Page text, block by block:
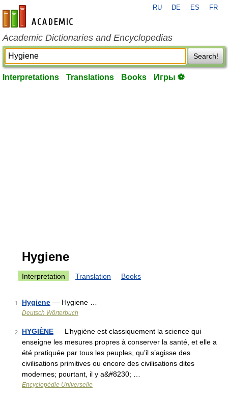
en-academic.com
RU DE ES FR
Academic Dictionaries and Encyclopedias
Search!
Interpretations Translations Books Игры ⚽
Hygiene
Interpretation Translation Books
1 Hygiene — Hygiene …
Deutsch Wörterbuch
2 HYGIÈNE — L’hygiène est classiquement la science qui
enseigne les mesures propres à conserver la santé, et elle a
été pratiquée par tous les peuples, qu’il s’agisse des
civilisations primitives ou encore des civilisations dites
modernes; pourtant, il y a&#8230; …
Encyclopédie Universelle